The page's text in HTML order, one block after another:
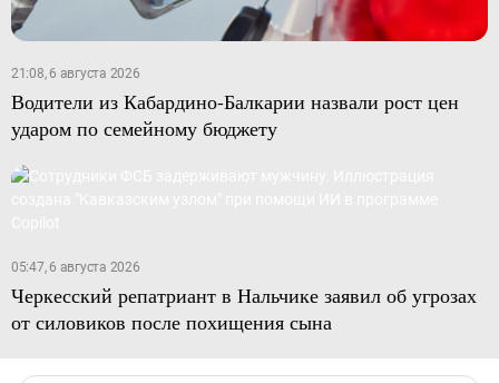
21:08, 6 августа 2026
Водители из Кабардино-Балкарии назвали рост цен
ударом по семейному бюджету
05:47, 6 августа 2026
Черкесский репатриант в Нальчике заявил об угрозах
от силовиков после похищения сына